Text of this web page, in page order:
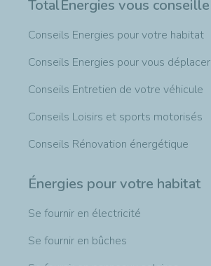
TotalEnergies vous conseille
Conseils Energies pour votre habitat
Conseils Energies pour vous déplacer
Conseils Entretien de votre véhicule
Conseils Loisirs et sports motorisés
Conseils Rénovation énergétique
Énergies pour votre habitat
Se fournir en électricité
Se fournir en bûches